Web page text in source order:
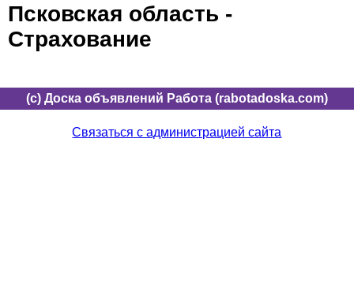
Псковская область -
Страхование
(c) Доска объявлений Работа (rabotadoska.com)
Связаться с администрацией сайта